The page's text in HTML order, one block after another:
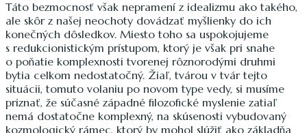
Táto bezmocnosť však nepramení z idealizmu ako takého,
ale skôr z našej neochoty dovádzať myšlienky do ich
konečných dôsledkov. Miesto toho sa uspokojujeme
s redukcionistickým prístupom, ktorý je však pri snahe
o poňatie komplexnosti tvorenej rôznorodými druhmi
bytia celkom nedostatočný. Žiaľ, tvárou v tvár tejto
situácii, tomuto volaniu po novom type vedy, si musíme
priznať, že súčasné západné filozofické myslenie zatiaľ
nemá dostatočne komplexný, na skúsenosti vybudovaný
kozmologický rámec, ktorý by mohol slúžiť ako základňa